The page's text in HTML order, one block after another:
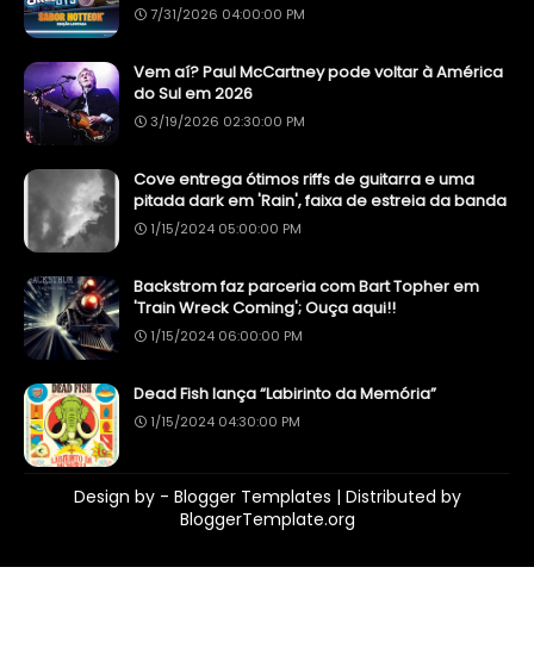
7/31/2026 04:00:00 PM
Vem aí? Paul McCartney pode voltar à América
do Sul em 2026
3/19/2026 02:30:00 PM
Cove entrega ótimos riffs de guitarra e uma
pitada dark em 'Rain', faixa de estreia da banda
1/15/2024 05:00:00 PM
Backstrom faz parceria com Bart Topher em
'Train Wreck Coming'; Ouça aqui!!
1/15/2024 06:00:00 PM
Dead Fish lança “Labirinto da Memória”
1/15/2024 04:30:00 PM
Design by - Blogger Templates | Distributed by
BloggerTemplate.org